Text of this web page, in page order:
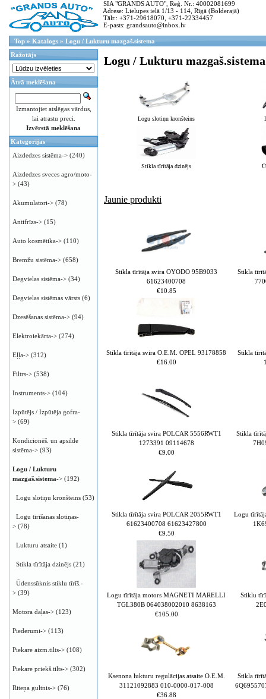
SIA "GRANDS AUTO", Reģ. Nr.: 40002081699
Adrese: Lielupes ielā 1/13 - 114, Rīgā (Bolderajā)
Tālr.: +371-29618070, +371-22334457
E-pasts: grandsauto@inbox.lv
Top » Katalogs » Logu / Lukturu mazgaš.sistema
Logu / Lukturu mazgaš.sistema
Logu slotiņu kronšteins
Stikla tīrītāja dzinējs
Jaunie produkti
Stikla tīrītāja svira OYODO 95B9033
61623400708
€10.85
Stikla
Stikla tīrītāja svira O.E.M. OPEL 93178858
€16.00
Stikla
Stikla tīrītāja svira POLCAR 5556RWT1
1273391 09114678
€9.00
Stikla
Stikla tīrītāja svira POLCAR 2055RWT1
61623400708 61623427800
€9.50
Logu
Logu tīrītāja motors MAGNETI MARELLI
TGL380B 064038002010 8638163
€105.00
Stiklu
Ksenona lukturu regulācijas atsaite O.E.M.
31121092883 010-0000-017-008
€36.88
Stikla
Ražotājs
Ātrā meklēšana
Izmantojiet atslēgas vārdus,
lai atrastu preci.
Izvērstā meklēšana
Kategorijas
Aizdedzes sistēma-> (240)
Aizdedzes sveces agro/moto-
> (43)
Akumulatori-> (78)
Antifrīzs-> (15)
Auto kosmētika-> (110)
Bremžu sistēma-> (658)
Degvielas sistēma-> (34)
Degvielas sistēmas vārsts (6)
Dzesēšanas sistēma-> (94)
Elektroiekārta-> (274)
Eļļa-> (312)
Filtrs-> (538)
Instruments-> (104)
Izpūtējs / Izpūtēja gofra-
> (69)
Kondicionēš. un apsilde
sistēma-> (93)
Logu / Lukturu
mazgaš.sistema-> (192)
Logu slotiņu kronšteins (53)
Logu tīrīšanas slotiņas-
> (78)
Lukturu atsaite (1)
Stikla tīrītāja dzinējs (21)
Ūdenssūknis stiklu tīrīš.-
> (39)
Motora daļas-> (123)
Piederumi-> (113)
Piekare aizm.tilts-> (108)
Piekare priekš.tilts-> (302)
Riteņa gultnis-> (76)